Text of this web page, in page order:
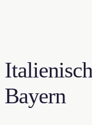
Bayern